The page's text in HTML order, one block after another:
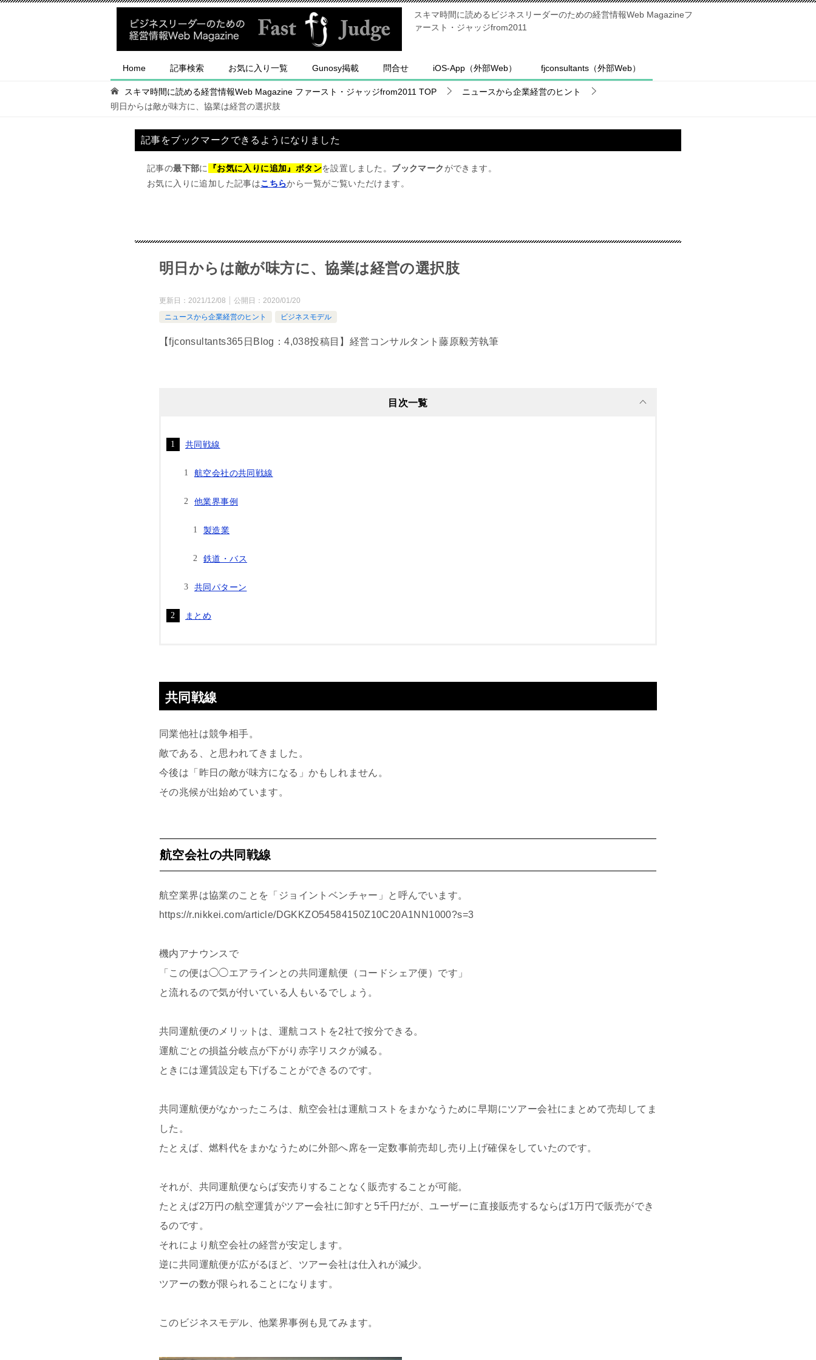
スキマ時間に読めるビジネスリーダーのための経営情報Web Magazineフ
ァースト・ジャッジfrom2011
Home 記事検索 お気に入り一覧 Gunosy掲載 問合せ iOS-App（外部Web） fjconsultants（外部Web）
スキマ時間に読める経営情報Web Magazine ファースト・ジャッジfrom2011 TOP
ニュースから企業経営のヒント
明日からは敵が味方に、協業は経営の選択肢
記事をブックマークできるようになりました
記事の最下部に 『お気に入りに追加』ボタンを設置しました。 ブックマーク ができます。
お気に入りに追加した記事はこちらから一覧がご覧いただけます。
明日からは敵が味方に、協業は経営の選択肢
更新日： 2021/12/08 公開日： 2020/01/20
ニュースから企業経営のヒント
ビジネスモデル
【fjconsultants365日Blog：4,038投稿目】経営コンサルタント藤原毅芳執筆
目次一覧
共同戦線
航空会社の共同戦線
他業界事例
製造業
鉄道・バス
共同パターン
まとめ
共同戦線
同業他社は競争相手。
敵である、と思われてきました。
今後は「昨日の敵が味方になる」かもしれません。
その兆候が出始めています。
航空会社の共同戦線
航空業界は協業のことを「ジョイントベンチャー」と呼んでいます。
https://r.nikkei.com/article/DGKKZO54584150Z10C20A1NN1000?s=3
機内アナウンスで
「この便は◯◯エアラインとの共同運航便（コードシェア便）です」
と流れるので気が付いている人もいるでしょう。
共同運航便のメリットは、運航コストを2社で按分できる。
運航ごとの損益分岐点が下がり赤字リスクが減る。
ときには運賃設定も下げることができるのです。
共同運航便がなかったころは、航空会社は運航コストをまかなうために早期にツアー会社にまとめて売却してま
した。
たとえば、燃料代をまかなうために外部へ席を一定数事前売却し売り上げ確保をしていたのです。
それが、共同運航便ならば安売りすることなく販売することが可能。
たとえば2万円の航空運賃がツアー会社に卸すと5千円だが、ユーザーに直接販売するならば1万円で販売ができ
るのです。
それにより航空会社の経営が安定します。
逆に共同運航便が広がるほど、ツアー会社は仕入れが減少。
ツアーの数が限られることになります。
このビジネスモデル、他業界事例も見てみます。